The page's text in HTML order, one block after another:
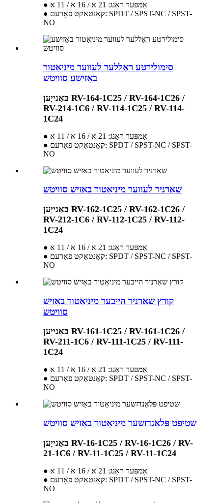
● אַמפּער ראַנג: 21 א / 16 א / 11 א
● קאָנטאַקט פאָרעם: SPDT / SPST-NC / SPST-
NO
סימולירטע ראָללער לעווער מיניאַטור
באַזישע סוויטש
באַנייַען RV-164-1C25 / RV-164-1C26 /
RV-214-1C6 / RV-114-1C25 / RV-114-
1C24
● אַמפּער ראַנג: 21 א / 16 א / 11 א
● קאָנטאַקט פאָרעם: SPDT / SPST-NC / SPST-
NO
שאַרניר לעווער מיניאַטור באַזיש סוויטש
באַנייַען RV-162-1C25 / RV-162-1C26 /
RV-212-1C6 / RV-112-1C25 / RV-112-
1C24
● אַמפּער ראַנג: 21 א / 16 א / 11 א
● קאָנטאַקט פאָרעם: SPDT / SPST-NC / SPST-
NO
קורץ שאַרניר הייבער מיניאַטור באַזיש
סוויטש
באַנייַען RV-161-1C25 / RV-161-1C26 /
RV-211-1C6 / RV-111-1C25 / RV-111-
1C24
● אַמפּער ראַנג: 21 א / 16 א / 11 א
● קאָנטאַקט פאָרעם: SPDT / SPST-NC / SPST-
NO
שטיפט פּלאַנדזשער מיניאַטור באַזיש סוויטש
באַנייַען RV-16-1C25 / RV-16-1C26 / RV-
21-1C6 / RV-11-1C25 / RV-11-1C24
● אַמפּער ראַנג: 21 א / 16 א / 11 א
● קאָנטאַקט פאָרעם: SPDT / SPST-NC / SPST-
NO